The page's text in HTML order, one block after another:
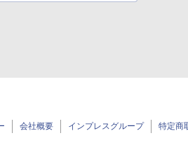
会社概要 インプレスグループ 特定商